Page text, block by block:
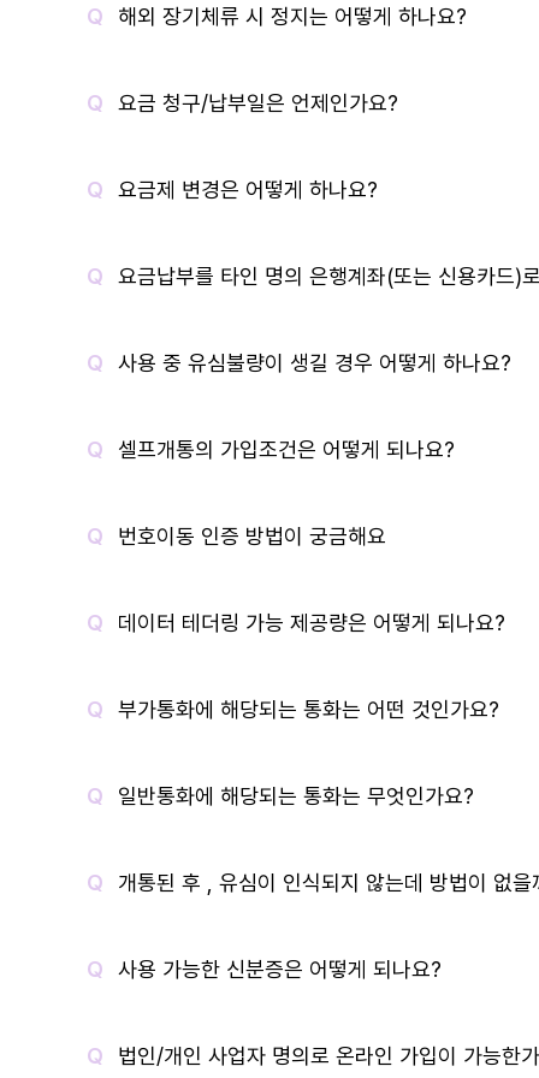
해외 장기체류 시 정지는 어떻게 하나요?
요금 청구/납부일은 언제인가요?
요금제 변경은 어떻게 하나요?
요금납부를 타인 명의 은행계좌(또는 신용카드)
사용 중 유심불량이 생길 경우 어떻게 하나요?
셀프개통의 가입조건은 어떻게 되나요?
번호이동 인증 방법이 궁금해요
데이터 테더링 가능 제공량은 어떻게 되나요?
부가통화에 해당되는 통화는 어떤 것인가요?
일반통화에 해당되는 통화는 무엇인가요?
개통된 후 , 유심이 인식되지 않는데 방법이 없을
사용 가능한 신분증은 어떻게 되나요?
법인/개인 사업자 명의로 온라인 가입이 가능한